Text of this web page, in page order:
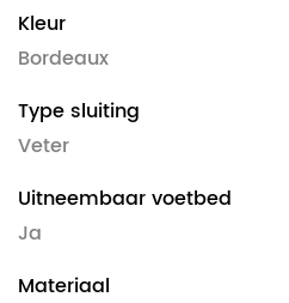
Kleur
Bordeaux
Type sluiting
Veter
Uitneembaar voetbed
Ja
Materiaal